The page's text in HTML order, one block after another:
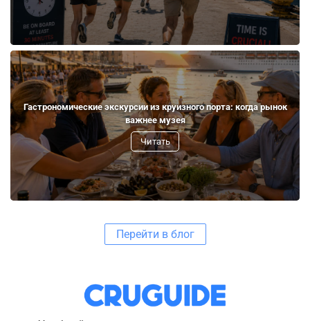
Гастрономические экскурсии из круизного порта: когда рынок
важнее музея
Читать
Перейти в блог